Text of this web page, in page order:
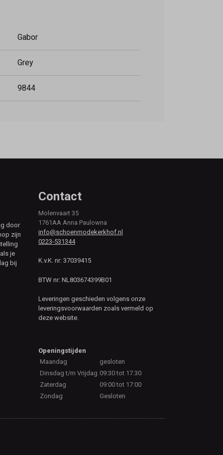
Gabor
Grey
9844
door
zijn
je
bij
Contact
Molenvaart 35
1761AA Anna Paulowna
info@schoenmodekerkhof.nl
0223-531344
K.v.K. nr: 37039415
BTW nr: NL803674399B01
Leveringen geschieden volgens onze
leveringsvoorwaarden zoals vermeld op
deze website.
Openingstijden
Maandag
gesloten
Dinsdag t/m Vrijdag 09:30 tot 17.30
Zaterdag
09:00 tot 17:00
Zondag
Gesloten